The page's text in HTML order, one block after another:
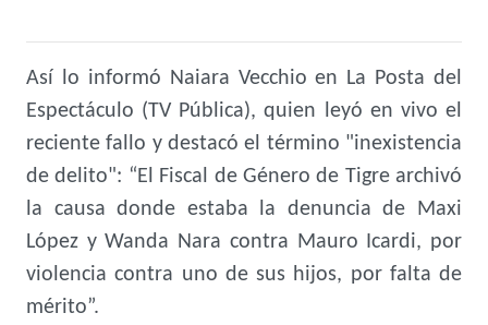
Así lo informó Naiara Vecchio en La Posta del
Espectáculo (TV Pública), quien leyó en vivo el
reciente fallo y destacó el término "inexistencia
de delito": “El Fiscal de Género de Tigre archivó
la causa donde estaba la denuncia de Maxi
López y Wanda Nara contra Mauro Icardi, por
violencia contra uno de sus hijos, por falta de
mérito”.